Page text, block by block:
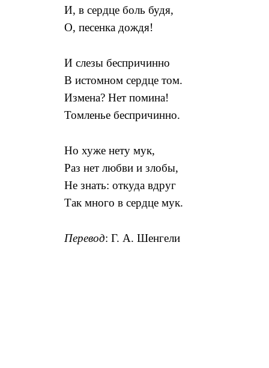
И, в сердце боль будя,
О, песенка дождя!
И слезы беспричинно
В истомном сердце том.
Измена? Нет помина!
Томленье беспричинно.
Но хуже нету мук,
Раз нет любви и злобы,
Не знать: откуда вдруг
Так много в сердце мук.
Перевод: Г. А. Шенгели